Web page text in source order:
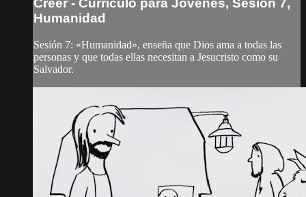
Creer - Currículo para Jóvenes, Sesión 7,
Humanidad
Sesión 7: «Humanidad», enseña que Dios ama a todas las
personas y que todas ellas necesitan a Jesucristo como su
Salvador.